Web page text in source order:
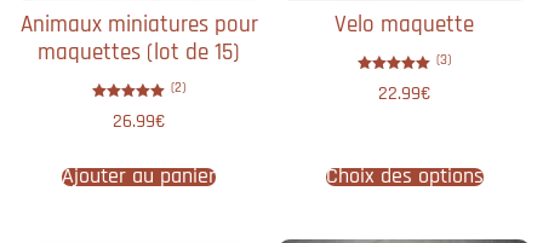
Animaux miniatures pour
maquettes (lot de 15)
5.00
(2)
26.99€
Ajouter au panier
Velo maquette
5.00
(3)
22.99€
Choix des options